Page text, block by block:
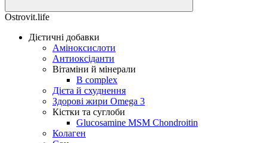
Ostrovit.life
Дієтичні добавки
Аміноксислоти
Антиоксіданти
Вітаміни й мінерали
B complex
Дієта й схуднення
Здорові жири Omega 3
Кістки та суглоби
Glucosamine MSM Chondroitin
Колаген